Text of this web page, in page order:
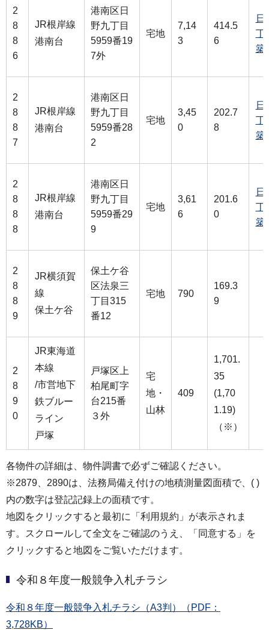
2
8
8
6
JR根岸線
港南台
港南区日
野九丁目
5959番19
7外
宅地
7,14
3
414.5
6
日
丁
築
2
8
8
7
JR根岸線
港南台
港南区日
野九丁目
5959番28
2
宅地
3,45
0
202.7
8
日
丁
築
2
8
8
8
JR根岸線
港南台
港南区日
野九丁目
5959番29
9
宅地
3,61
6
201.6
0
日
丁
築
2
8
8
9
JR横須賀
線
保土ケ谷
保土ケ谷
区法泉三
丁目315
番12
宅地 790
169.3
9
2
8
9
0
JR東海道
本線
/市営地下
鉄ブルー
ライン
戸塚
戸塚区上
柏尾町字
台215番
３外
宅
地・
山林
409
1,701.
35
(1,70
1.19)
（※）
各物件の詳細は、物件調書で必ずご確認ください。
※2879、2890は、法務局備え付けの地積測量図面積で、( )
内の数字は登記記録上の面積です。
地図をクリックすると最初に「利用規約」が表示されま
す。スクロールして全文をご確認のうえ、「同意する」を
クリックすると地図をご覧いただけます。
令和８年度一般競争入札チラシ
令和８年度一般競争入札チラシ（A3判）（PDF：
3,728KB）